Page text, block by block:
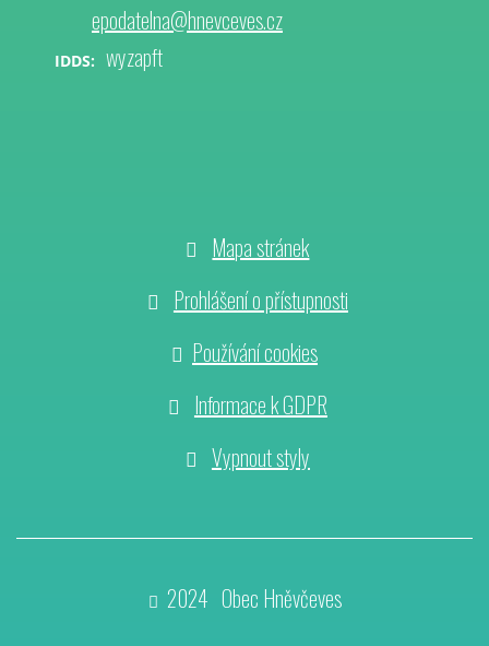
epodatelna@hnevceves.cz
IDDS: wyzapft
Mapa stránek
Prohlášení o přístupnosti
Používání cookies
Informace k GDPR
Vypnout styly
2024 Obec Hněvčeves